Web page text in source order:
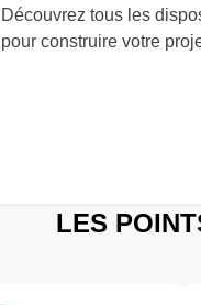
Découvrez tous les
pour construire votre
LES